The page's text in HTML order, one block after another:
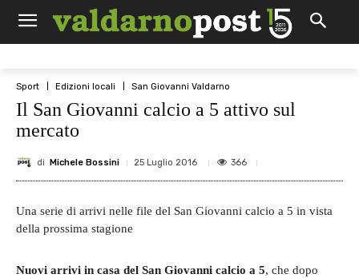
Sport Edizioni locali San Giovanni Valdarno
Il San Giovanni calcio a 5 attivo sul
mercato
di Michele Bossini 25 Luglio 2016 366
Una serie di arrivi nelle file del San Giovanni calcio a 5 in vista
della prossima stagione
Nuovi arrivi in casa del San Giovanni calcio a 5, che dopo